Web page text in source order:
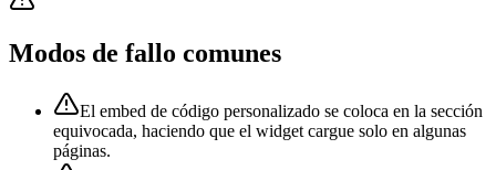
Modos de fallo comunes
El embed de código personalizado se coloca en la sección
equivocada, haciendo que el widget cargue solo en algunas
páginas.